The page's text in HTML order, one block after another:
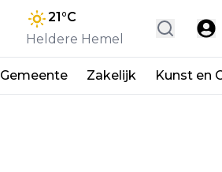
21°C
Heldere Hemel
Gemeente Zakelijk Kunst en